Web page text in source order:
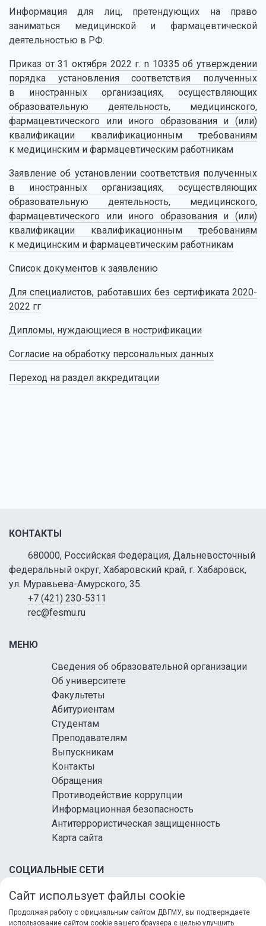
Информация для лиц, претендующих на право
заниматься медицинской и фармацевтической
деятельностью в РФ.
Приказ от 31 октября 2022 г. n 10335 об утверждении
порядка установления соответствия полученных
в иностранных организациях, осуществляющих
образовательную деятельность, медицинского,
фармацевтического или иного образования и (или)
квалификации квалификационным требованиям
к медицинским и фармацевтическим работникам
Заявление об установлении соответствия полученных
в иностранных организациях, осуществляющих
образовательную деятельность, медицинского,
фармацевтического или иного образования и (или)
квалификации квалификационным требованиям
к медицинским и фармацевтическим работникам
Список документов к заявлению
Для специалистов, работавших без сертификата 2020-
2022 гг
Дипломы, нуждающиеся в нострификации
Согласие на обработку персональных данных
Переход на раздел аккредитации
КОНТАКТЫ
680000, Российская Федерация, Дальневосточный
федеральный округ, Хабаровский край, г. Хабаровск,
ул. Муравьева-Амурского, 35.
+7 (421) 230-5311
rec@fesmu.ru
МЕНЮ
Сведения об образовательной организации
Об университете
Факультеты
Абитуриентам
Студентам
Преподавателям
Выпускникам
Контакты
Обращения
Противодействие коррупции
Информационная безопасность
Антитеррористическая защищенность
Карта сайта
СОЦИАЛЬНЫЕ СЕТИ
Сайт использует файлы cookie
Продолжая работу с официальным сайтом ДВГМУ, вы подтверждаете
использование сайтом cookie вашего браузера с целью улучшить